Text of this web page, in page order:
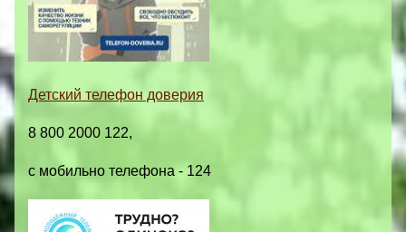
Детский телефон доверия
8 800 2000 122,
с мобильно телефона - 124